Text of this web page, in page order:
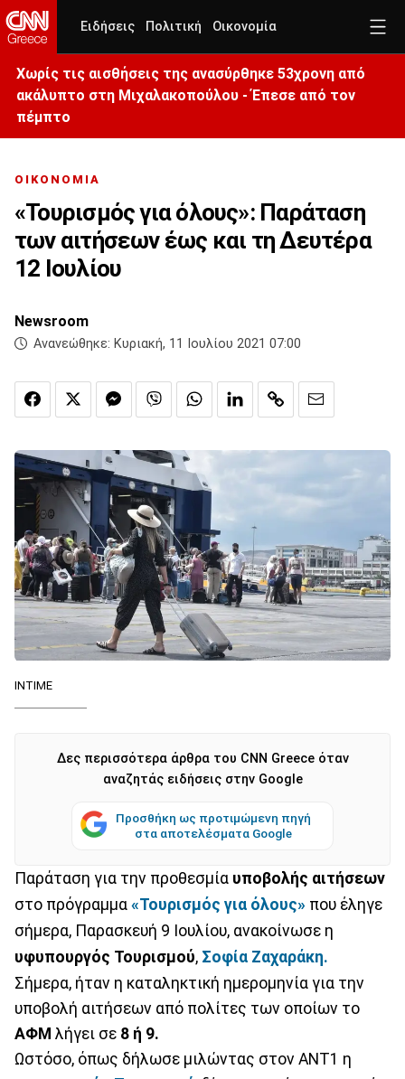
Ειδήσεις Πολιτική Οικονομία
Χωρίς τις αισθήσεις της ανασύρθηκε 53χρονη από
ακάλυπτο στη Μιχαλακοπούλου - Έπεσε από τον
πέμπτο
ΟΙΚΟΝΟΜΙΑ
«Τουρισμός για όλους»: Παράταση
των αιτήσεων έως και τη Δευτέρα
12 Ιουλίου
Newsroom
Ανανεώθηκε: Κυριακή, 11 Ιουλίου 2021 07:00
ΙΝΤΙΜΕ
Δες περισσότερα άρθρα του CNN Greece όταν
αναζητάς ειδήσεις στην Google
Προσθήκη ως προτιμώμενη πηγή
στα αποτελέσματα Google
Παράταση για την προθεσμία υποβολής αιτήσεων
στο πρόγραμμα «Τουρισμός για όλους» που έληγε
σήμερα, Παρασκευή 9 Ιουλίου, ανακοίνωσε η
υφυπουργός Τουρισμού, Σοφία Ζαχαράκη.
Σήμερα, ήταν η καταληκτική ημερομηνία για την
υποβολή αιτήσεων από πολίτες των οποίων το
ΑΦΜ λήγει σε 8 ή 9.
Ωστόσο, όπως δήλωσε μιλώντας στον ΑΝΤ1 η